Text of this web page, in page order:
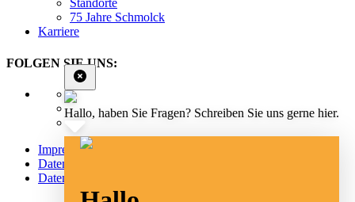
Standorte
75 Jahre Schmolck
Karriere
FOLGEN SIE UNS:
Impressum
Datenschutz
Datenschutz Social Media
Hallo, haben Sie Fragen? Schreiben Sie uns gerne hier.